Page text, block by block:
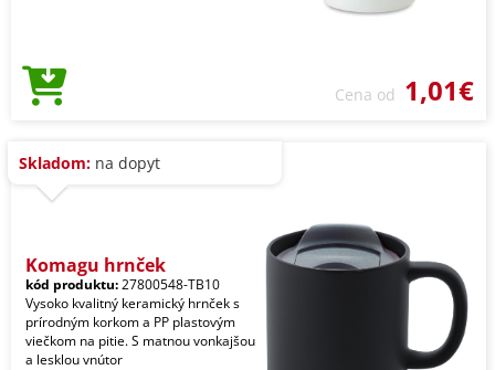
Cena od 1,01€
Skladom: na dopyt
Komagu hrnček
kód produktu:27800548-TB10
Vysoko kvalitný keramický hrnček s
prírodným korkom a PP plastovým
viečkom na pitie. S matnou vonkajšou
a lesklou vnútor